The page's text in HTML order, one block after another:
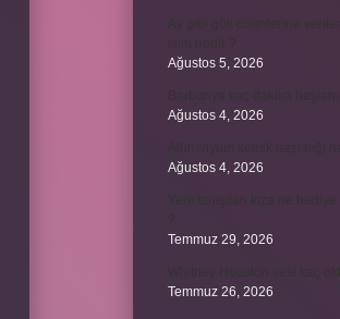
Ağustos 5, 2026
Ağustos 4, 2026
Ağustos 4, 2026
Temmuz 29, 2026
Temmuz 26, 2026